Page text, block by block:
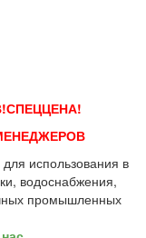
использования в
водоснабжения,
промышленных